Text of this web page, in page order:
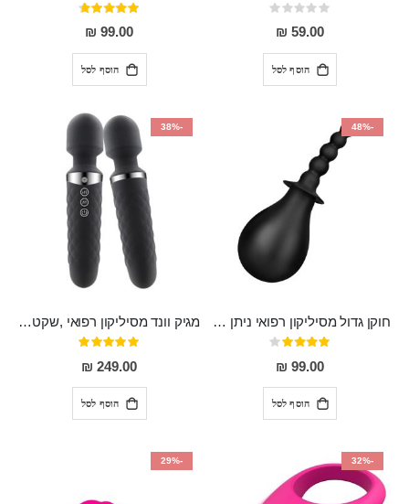
Rating:
0%
59.00 ₪
הוסף לסל
דירוג:
93%
99.00 ₪
הוסף לסל
-48%
חוקן גדול מסיליקון רפואי ניתן לשימוש גם כפלאג וגם כחרוזים אנאלים
דירוג:
80%
99.00 ₪
הוסף לסל
-38%
מגיק וונד מסיליקון רפואי ,שקט במיוחד, נטען בעל 10 מהירויות שונות "Erna"
דירוג:
100%
249.00 ₪
הוסף לסל
-32%
-29%